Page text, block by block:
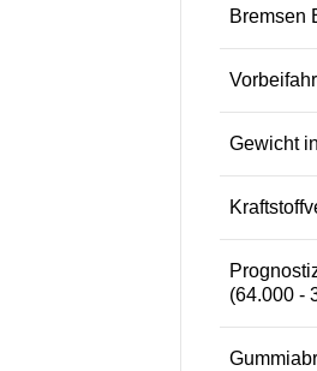
Bremsen
Gewicht
(64.000 -